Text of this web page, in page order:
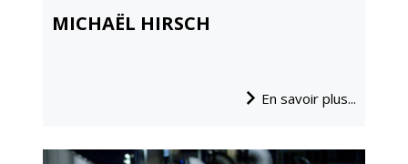
MICHAËL HIRSCH
En savoir plus...